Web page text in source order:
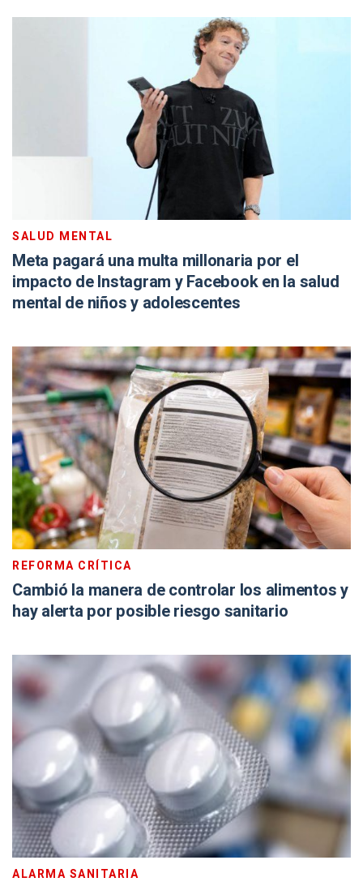
SALUD MENTAL
Meta pagará una multa millonaria por el
impacto de Instagram y Facebook en la salud
mental de niños y adolescentes
REFORMA CRÍTICA
Cambió la manera de controlar los alimentos y
hay alerta por posible riesgo sanitario
ALARMA SANITARIA